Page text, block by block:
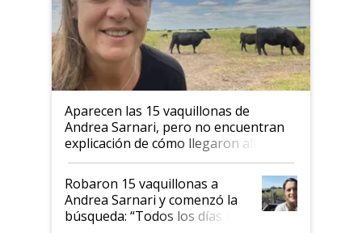
Aparecen las 15 vaquillonas de
Andrea Sarnari, pero no encuentran
explicación de cómo llegaron allí
Robaron 15 vaquillonas a
Andrea Sarnari y comenzó la
búsqueda: “Todos los días le